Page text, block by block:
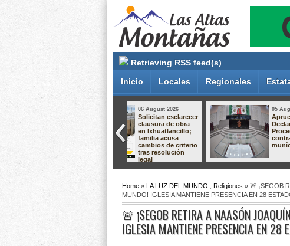
Retrieving RSS feed(s)
Inicio Locales Regionales
05 August 2026
Gobierno de
Orizaba mantiene
diálogo con
comerciantes para
construir
soluciones en
apego a la ley
Home » LA LUZ DEL MUNDO Religiones » 🚨 ¡SEGOB
MUNDO! IGLESIA MANTIENE PRESENCIA EN 28
🚨 ¡SEGOB RETIRA A NAASÓN
IGLESIA MANTIENE PRESENCIA EN 28